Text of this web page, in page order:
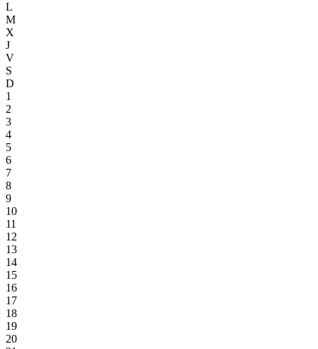
L
M
X
J
V
S
D
1
2
3
4
5
6
7
8
9
10
11
12
13
14
15
16
17
18
19
20